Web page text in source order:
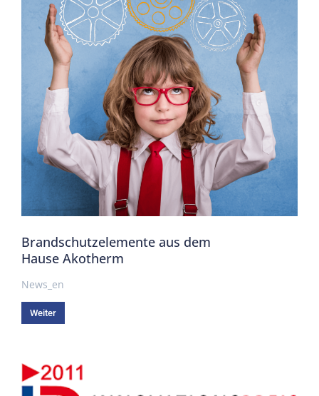
Brandschutzelemente aus dem
Hause Akotherm
News_en
Weiter